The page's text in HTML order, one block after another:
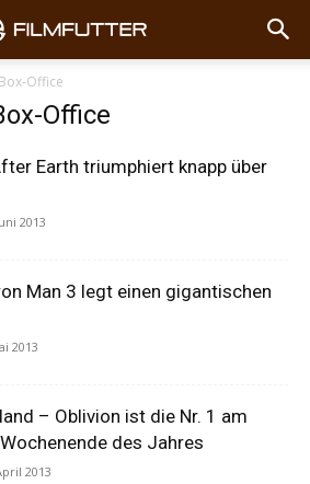
Office
Office
Earth triumphiert knapp über
2013
Man 3 legt einen gigantischen
2013
– Oblivion ist die Nr. 1 am
des Jahres
2013